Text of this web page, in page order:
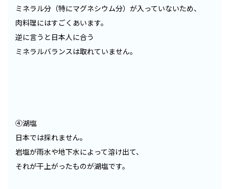
ミネラル分（特にマグネシウム分）が入っていないため、
肉料理にはすごくあいます。
逆に言うと日本人に合う
ミネラルバランスは取れていません。
④湖塩
日本では採れません。
岩塩が雨水や地下水によって溶け出て、
それが干上がったものが湖塩です。